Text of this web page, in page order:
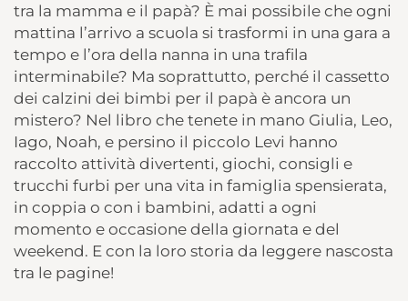
tra la mamma e il papà? È mai possibile che ogni
mattina l’arrivo a scuola si trasformi in una gara a
tempo e l’ora della nanna in una trafila
interminabile? Ma soprattutto, perché il cassetto
dei calzini dei bimbi per il papà è ancora un
mistero? Nel libro che tenete in mano Giulia, Leo,
Iago, Noah, e persino il piccolo Levi hanno
raccolto attività divertenti, giochi, consigli e
trucchi furbi per una vita in famiglia spensierata,
in coppia o con i bambini, adatti a ogni
momento e occasione della giornata e del
weekend. E con la loro storia da leggere nascosta
tra le pagine!